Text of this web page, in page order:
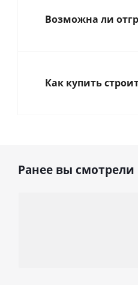
Возможна ли
Как купить
Ранее вы смотрели